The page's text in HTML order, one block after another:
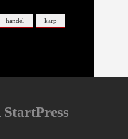
handel karp